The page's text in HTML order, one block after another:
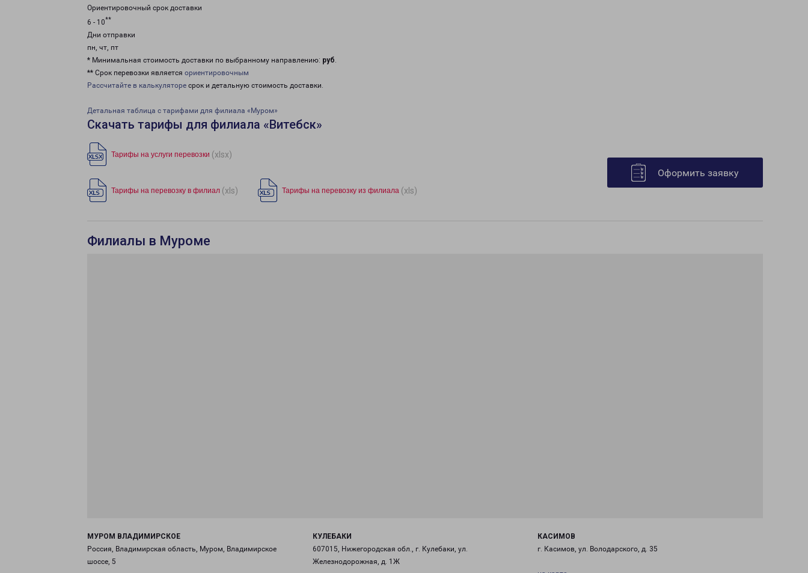
Ориентировочный срок доставки
6 - 10**
Дни отправки
пн, чт, пт
* Минимальная стоимость доставки по выбранному направлению: руб.
** Срок перевозки является ориентировочным
Рассчитайте в калькуляторе срок и детальную стоимость доставки.
Детальная таблица с тарифами для филиала «Муром»
Скачать тарифы для филиала «Витебск»
Тарифы на услуги перевозки (xlsx)
Тарифы на перевозку в филиал (xls) Тарифы на перевозку из филиала (xls)
Оформить заявку
Филиалы в Муроме
МУРОМ ВЛАДИМИРСКОЕ
Россия, Владимирская область, Муром, Владимирское
шоссе, 5
КУЛЕБАКИ
607015, Нижегородская обл., г. Кулебаки, ул.
Железнодорожная, д. 1Ж
КАСИМОВ
г. Касимов, ул. Володарского, д. 35